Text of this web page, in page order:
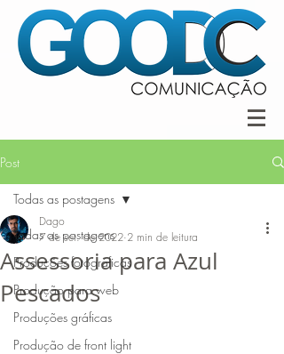
Post
Todas as postagens
Produções fotográficas
Produção para web
Produções gráficas
Produção de front light
Todas as postagens
Assessoria para Azul
Pescados
Dago
7 de set. de 2022 2 min de leitura